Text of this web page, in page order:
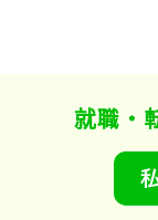
就職・